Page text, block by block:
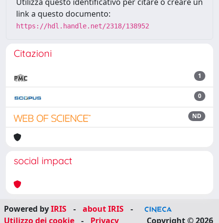
link a questo documento:
https://hdl.handle.net/2318/138952
Citazioni
1
0
ND
social impact
Powered byIRIS - about IRIS
-
Utilizzo dei cookie
- Privacy Copyright © 2026